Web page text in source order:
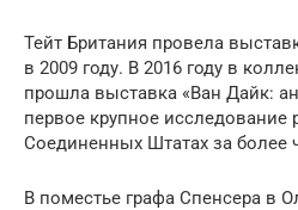
Тейт Британия провела
в 2009 году. В 2016 году в
прошла выставка «Ван Дайк:
первое крупное исследование
Соединенных Штатах за более
В поместье графа Спенсера в